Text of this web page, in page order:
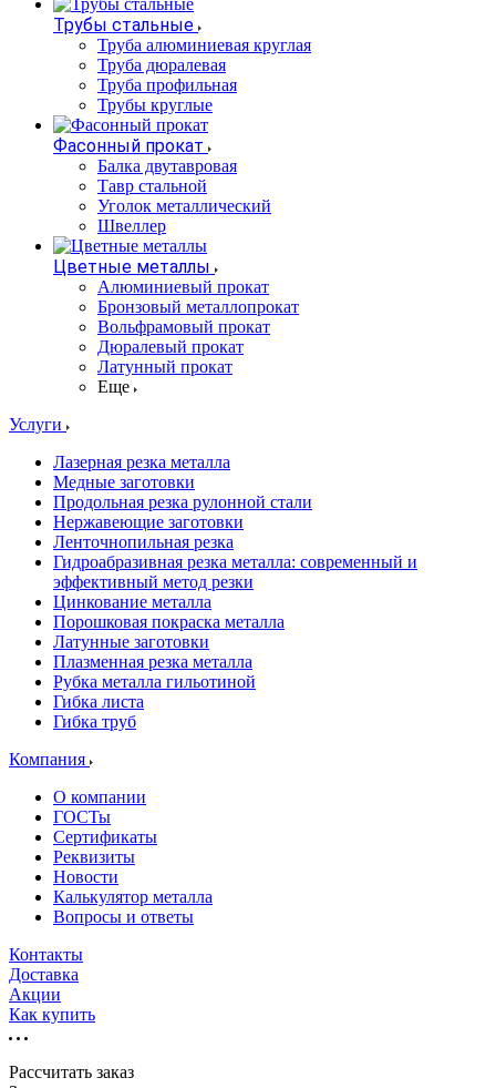
Трубы стальные
Труба алюминиевая круглая
Труба дюралевая
Труба профильная
Трубы круглые
Фасонный прокат
Балка двутавровая
Тавр стальной
Уголок металлический
Швеллер
Цветные металлы
Алюминиевый прокат
Бронзовый металлопрокат
Вольфрамовый прокат
Дюралевый прокат
Латунный прокат
Еще
Услуги
Лазерная резка металла
Медные заготовки
Продольная резка рулонной стали
Нержавеющие заготовки
Ленточнопильная резка
Гидроабразивная резка металла: современный и
эффективный метод резки
Цинкование металла
Порошковая покраска металла
Латунные заготовки
Плазменная резка металла
Рубка металла гильотиной
Гибка листа
Гибка труб
Компания
О компании
ГОСТы
Сертификаты
Реквизиты
Новости
Калькулятор металла
Вопросы и ответы
Контакты
Доставка
Акции
Как купить
Рассчитать заказ